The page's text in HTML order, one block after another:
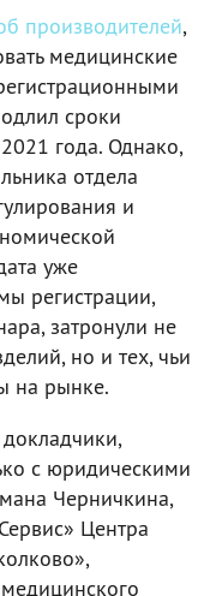
производителей,
медицинские
сроки
года. Однако,
отдела
и
уже
регистрации,
затронули не
но и тех, чьи
на рынке.
с юридическими
Черничкина,
Центра